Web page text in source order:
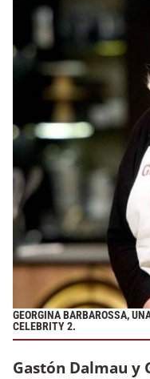
GEORGINA BARBAROSSA,
CELEBRITY 2.
Gastón Dalmau y